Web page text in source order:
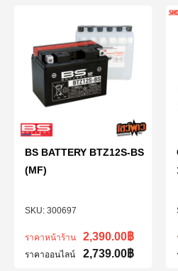
300697
BS BATTERY BTZ12S-BS
(MF)
ราคาหน้าร้าน 2,390.00฿
ราคาออนไลน์ 2,739.00฿